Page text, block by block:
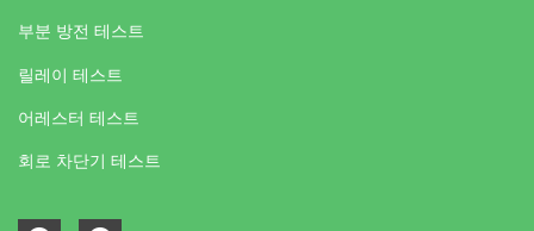
부분 방전 테스트
릴레이 테스트
어레스터 테스트
회로 차단기 테스트